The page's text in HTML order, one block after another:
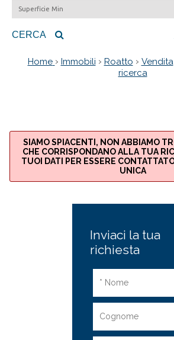
CERCA
Home › Immobili › Roatto › Vendita
ricerca
SIAMO SPIACENTI, NON ABBIAMO
CHE CORRISPONDANO ALLA TUA
TUOI DATI PER ESSERE
UNICA
Inviaci la tua
richiesta